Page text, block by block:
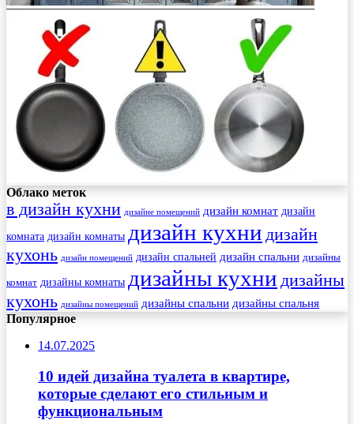
Облако меток
в дизайн кухни дизайне помещений дизайн комнат дизайн
комната дизайн комнаты дизайн кухни дизайн
кухонь дизайн помещений дизайн спальней дизайн спальни дизайны
комнат дизайны комнаты дизайны кухни дизайны
кухонь дизайны помещений дизайны спальни дизайны спальня
Популярное
14.07.2025
10 идей дизайна туалета в квартире,
которые сделают его стильным и
функциональным